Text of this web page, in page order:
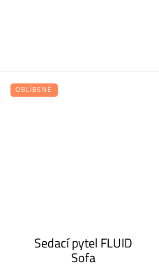
OBLÍBENÉ
Sedací pytel FLUID
Sofa